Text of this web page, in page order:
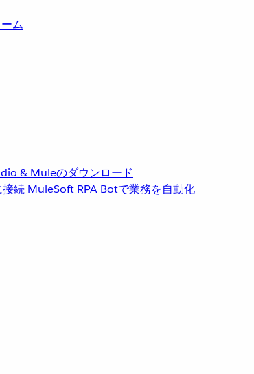
ム
& Muleのダウンロード
接続 MuleSoft RPA Botで業務を自動化